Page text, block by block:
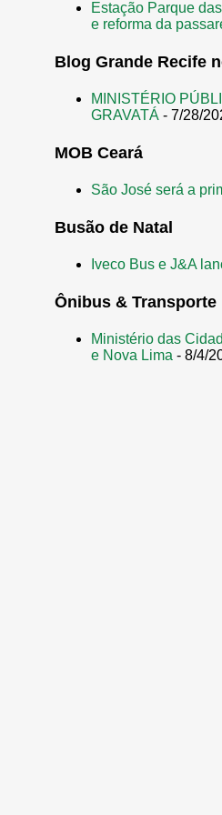
Estação Parque
e reforma da
Blog Grande Recife
MINISTÉRIO
GRAVATÁ - 7/28/
MOB Ceará
São José será a
Busão de Natal
Iveco Bus e J&A
Ônibus & Transporte
Ministério das
e Nova Lima - 8/4/